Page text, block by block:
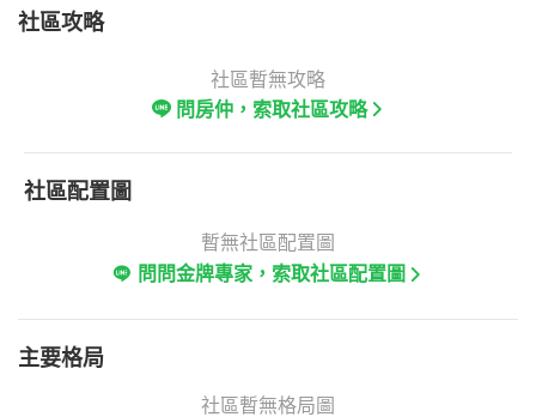
社區攻略
社區暫無攻略
問房仲，索取社區攻略
社區配置圖
暫無社區配置圖
問問金牌專家，索取社區配置圖
主要格局
社區暫無格局圖